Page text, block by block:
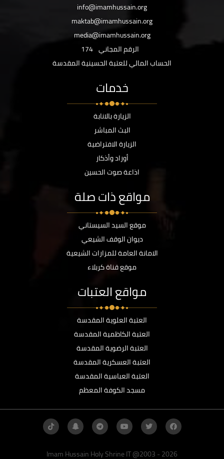
info@imamhussain.org
maktab@imamhussain.org
media@imamhussain.org
الرقم المجاني 174
الحساب المالي للعتبة الحسينية المقدسة
خدمات
الزيارة بالانابة
البث المباشر
الزيارة الافتراضية
أوراد وأذكار
اذاعة صوت الحسين
مواقع ذات صلة
موقع السيد السيستاني
ديوان الوقف الشيعي
الامانة العامة للمزارات الشيعية
موقع قناة كربلاء
مواقع العتبات
العتبة العلوية المقدسة
العتبة الكاظمية المقدسة
العتبة الرضوية المقدسة
العتبة العسكرية المقدسة
العتبة العباسية المقدسة
مسجد الكوفة المعظم
Imam Hussain Holy Shrine IT @2003 - 2026